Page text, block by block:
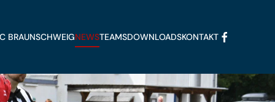
BRAUNSCHWEIGNEWSTEAMSDOWNLOADSKONTAKT